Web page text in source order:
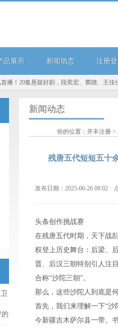
品展示 新闻动态 注册
20集悬疑好剧，段奕宏、窦骁、王佳佳领衔
新闻动态
你的位置： 开丰注册 >
残唐五代短短五十
发布日期：2025-06-26 08:02
头条创作挑战赛
在残唐五代时期，天下战
权登上历史舞台：后梁、
晋、后汉三朝特别引人注
合称“沙陀三朝”。
那么，这些沙陀人到底是
首先，我们来理解一下“
今新疆吉木萨尔县一带。